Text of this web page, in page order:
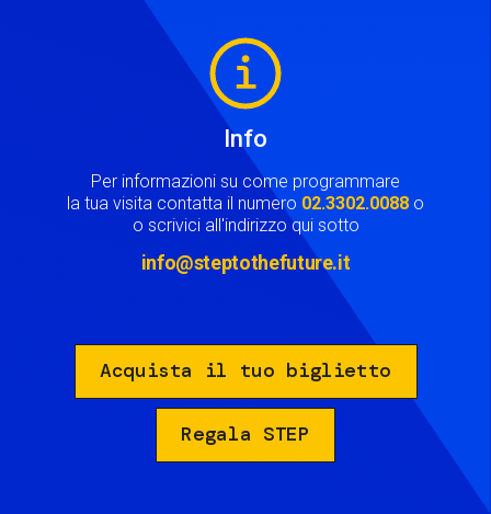
Info
Per informazioni su come programmare
la tua visita contatta il numero 02.3302.0088 o
o scrivici all'indirizzo qui sotto
info@steptothefuture.it
Acquista il tuo biglietto
Regala STEP